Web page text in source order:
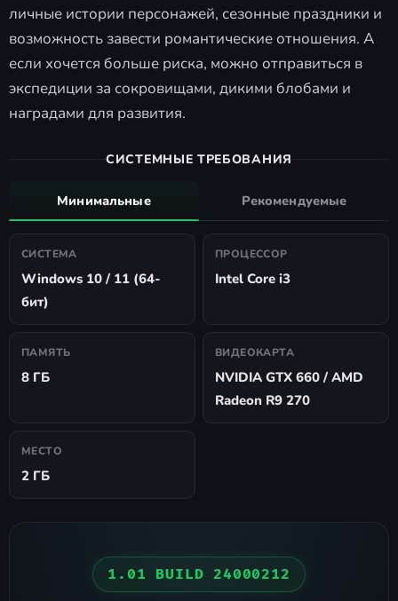
личные истории персонажей, сезонные праздники и
возможность завести романтические отношения. А
если хочется больше риска, можно отправиться в
экспедиции за сокровищами, дикими блобами и
наградами для развития.
СИСТЕМНЫЕ ТРЕБОВАНИЯ
Минимальные Рекомендуемые
СИСТЕМА
Windows 10 / 11 (64-
бит)
ПРОЦЕССОР
Intel Core i3
ПАМЯТЬ
8 ГБ
ВИДЕОКАРТА
NVIDIA GTX 660 / AMD
Radeon R9 270
МЕСТО
2 ГБ
1.01 BUILD 24000212